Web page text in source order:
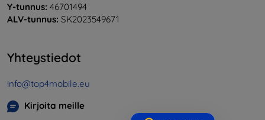
Y-tunnus: 46701494
ALV-tunnus: SK2023549671
Yhteystiedot
info@top4mobile.eu
Kirjoita meille